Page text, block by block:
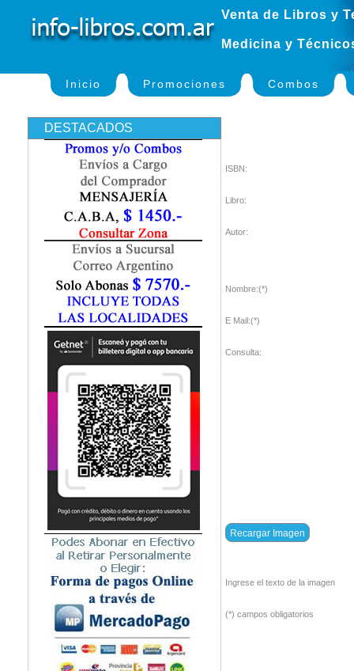
Venta de Libros y
Medicina y
Inicio Promociones Combos
DESTACADOS
ISBN:
Libro:
Autor:
Nombre:(*)
E Mail:(*)
Consulta:
Ingrese el texto de la imagen
(*) campos obligatorios